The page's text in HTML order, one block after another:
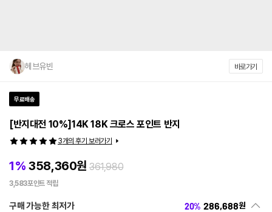
헤브유빈 바로가기
무료배송
[반지대전 10%]14K 18K 크로스 포인트 반지
3개의 후기 보러가기
1% 358,360원 361,980
3,583포인트 적립
구매 가능한 최저가 20% 286,688원